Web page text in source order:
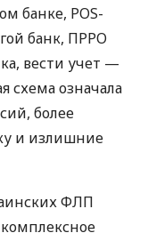
банке, POS-
банк, ПРРО
вести учет —
схема означала
более
и излишние
ФЛП